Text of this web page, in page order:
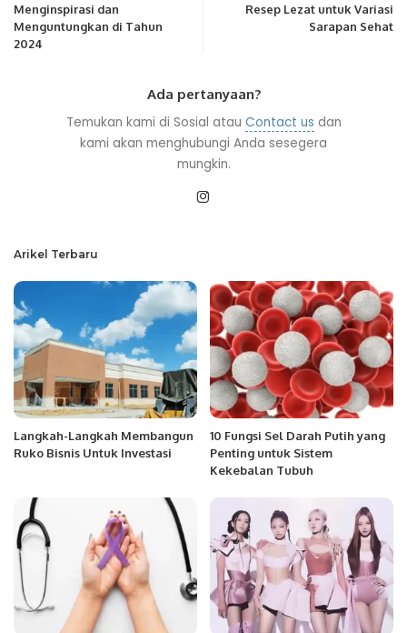
Menginspirasi dan
Menguntungkan di Tahun
2024
Resep Lezat untuk Variasi
Sarapan Sehat
Ada pertanyaan?
Temukan kami di Sosial atau Contact us dan
kami akan menghubungi Anda sesegera
mungkin.
Arikel Terbaru
Langkah-Langkah Membangun
Ruko Bisnis Untuk Investasi
10 Fungsi Sel Darah Putih yang
Penting untuk Sistem
Kekebalan Tubuh